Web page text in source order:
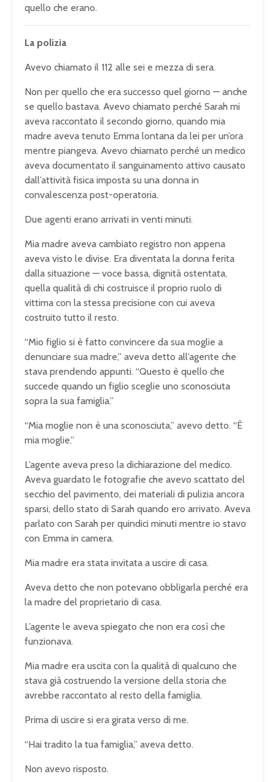
quello che erano.
La polizia
Avevo chiamato il 112 alle sei e mezza di sera.
Non per quello che era successo quel giorno — anche
se quello bastava. Avevo chiamato perché Sarah mi
aveva raccontato il secondo giorno, quando mia
madre aveva tenuto Emma lontana da lei per un’ora
mentre piangeva. Avevo chiamato perché un medico
aveva documentato il sanguinamento attivo causato
dall’attività fisica imposta su una donna in
convalescenza post-operatoria.
Due agenti erano arrivati in venti minuti.
Mia madre aveva cambiato registro non appena
aveva visto le divise. Era diventata la donna ferita
dalla situazione — voce bassa, dignità ostentata,
quella qualità di chi costruisce il proprio ruolo di
vittima con la stessa precisione con cui aveva
costruito tutto il resto.
“Mio figlio si è fatto convincere da sua moglie a
denunciare sua madre,” aveva detto all’agente che
stava prendendo appunti. “Questo è quello che
succede quando un figlio sceglie uno sconosciuta
sopra la sua famiglia.”
“Mia moglie non è una sconosciuta,” avevo detto. “È
mia moglie.”
L’agente aveva preso la dichiarazione del medico.
Aveva guardato le fotografie che avevo scattato del
secchio del pavimento, dei materiali di pulizia ancora
sparsi, dello stato di Sarah quando ero arrivato. Aveva
parlato con Sarah per quindici minuti mentre io stavo
con Emma in camera.
Mia madre era stata invitata a uscire di casa.
Aveva detto che non potevano obbligarla perché era
la madre del proprietario di casa.
L’agente le aveva spiegato che non era così che
funzionava.
Mia madre era uscita con la qualità di qualcuno che
stava già costruendo la versione della storia che
avrebbe raccontato al resto della famiglia.
Prima di uscire si era girata verso di me.
“Hai tradito la tua famiglia,” aveva detto.
Non avevo risposto.